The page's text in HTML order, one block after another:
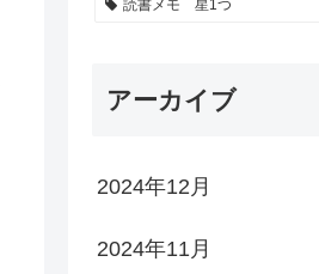
読書メモ 星1つ
アーカイブ
2024年12月
2024年11月